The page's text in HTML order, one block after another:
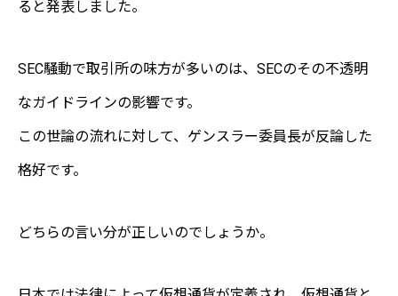
ると発表しました。
SEC騒動で取引所の味方が多いのは、SECのその不透明
なガイドラインの影響です。
この世論の流れに対して、ゲンスラー委員長が反論した
格好です。
どちらの言い分が正しいのでしょうか。